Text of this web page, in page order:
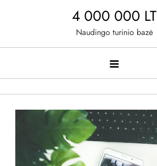
4 000 000 LT
Naudingo turinio bazė